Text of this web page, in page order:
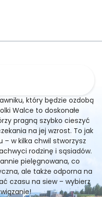
który będzie ozdobą
Walce to doskonałe
pragną szybko cieszyć
na jej wzrost. To jak
w kilka chwil stworzysz
rodzinę i sąsiadów.
pielęgnowana, co
ale także odporna na
czasu na siew – wybierz